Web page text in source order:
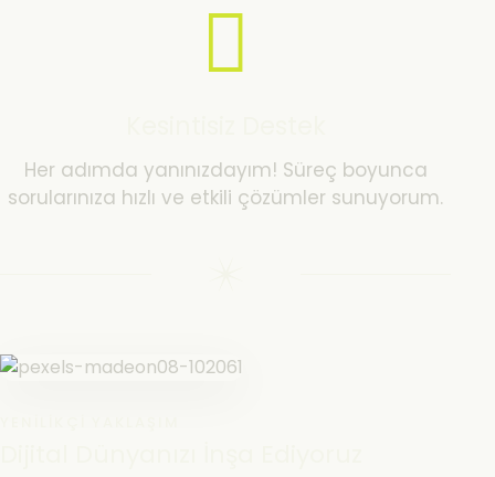
Her adımda yanınızdayım! Süreç boyunca
sorularınıza hızlı ve etkili çözümler sunuyorum.